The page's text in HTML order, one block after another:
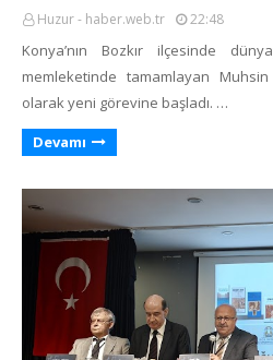
Huzur - haber.web.tr 22:48
Konya’nın Bozkır ilçesinde
memleketinde tamamlayan
olarak yeni görevine başladı. …
Devamı